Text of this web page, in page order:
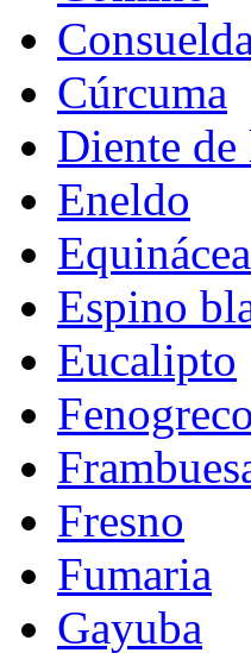
Cúrcuma
Diente de
Eneldo
Equinácea
Espino
Eucalipto
Fenogreco
Fresno
Fumaria
Gayuba